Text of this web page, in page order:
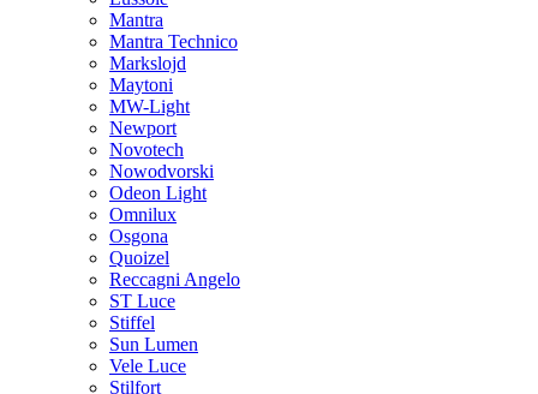
Mantra
Mantra Technico
Markslojd
Maytoni
MW-Light
Newport
Novotech
Nowodvorski
Odeon Light
Omnilux
Osgona
Quoizel
Reccagni Angelo
ST Luce
Stiffel
Sun Lumen
Vele Luce
Stilfort